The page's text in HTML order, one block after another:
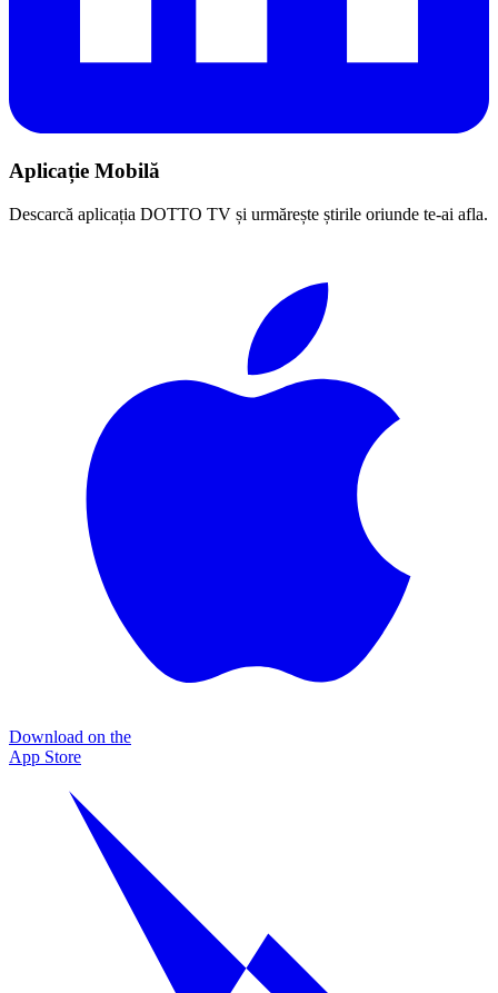
Aplicație Mobilă
Descarcă aplicația DOTTO TV și urmărește știrile oriunde te-ai afla.
Download on the
App Store